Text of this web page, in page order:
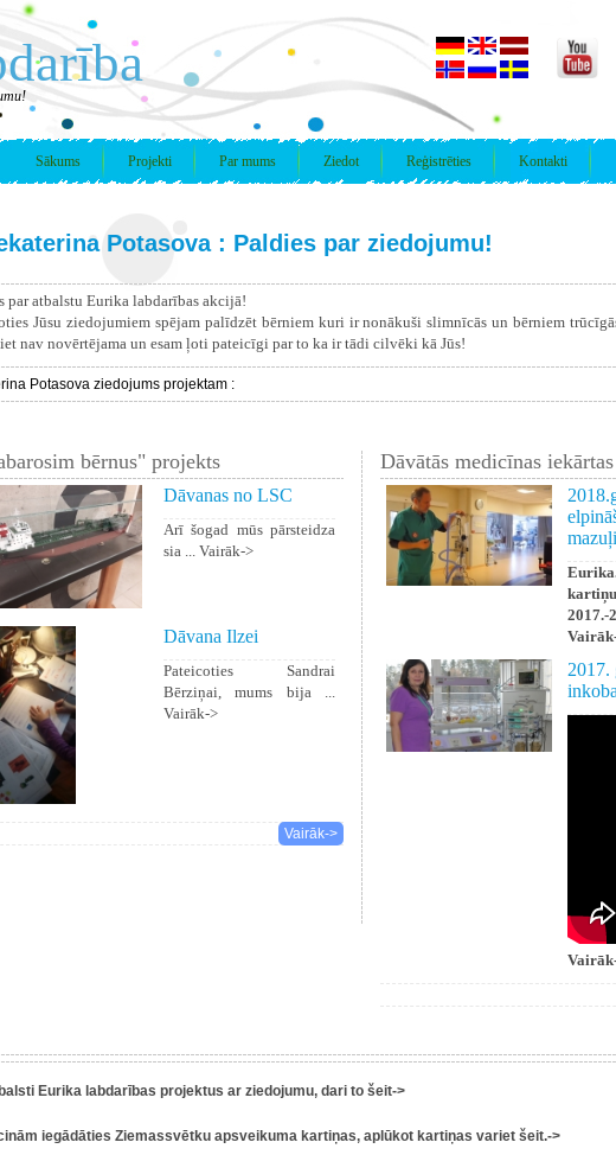
Sākums Projekti Par mums Ziedot Reģistrēties Kontakti
Potasova : Paldies par ziedojumu!
par atbalstu Eurika labdarības akcijā!
Jūsu ziedojumiem spējam palīdzēt bērniem kuri ir nonākuši slimnīcās un bērniem
nav novērtējama un esam ļoti pateicīgi par to ka ir tādi cilvēki kā Jūs!
Potasova ziedojums projektam :
bērnus" projekts
Dāvanas no LSC
Arī šogad mūs pārsteidza
sia ... Vairāk->
Dāvana Ilzei
Pateicoties Sandrai
Bērziņai, mums bija ...
Vairāk->
Vairāk->
Dāvātās medicīnas iekārtas
2017.
Eurika labdarības projektus ar ziedojumu, dari to šeit->
iegādāties Ziemassvētku apsveikuma kartiņas, aplūkot kartiņas variet šeit.->